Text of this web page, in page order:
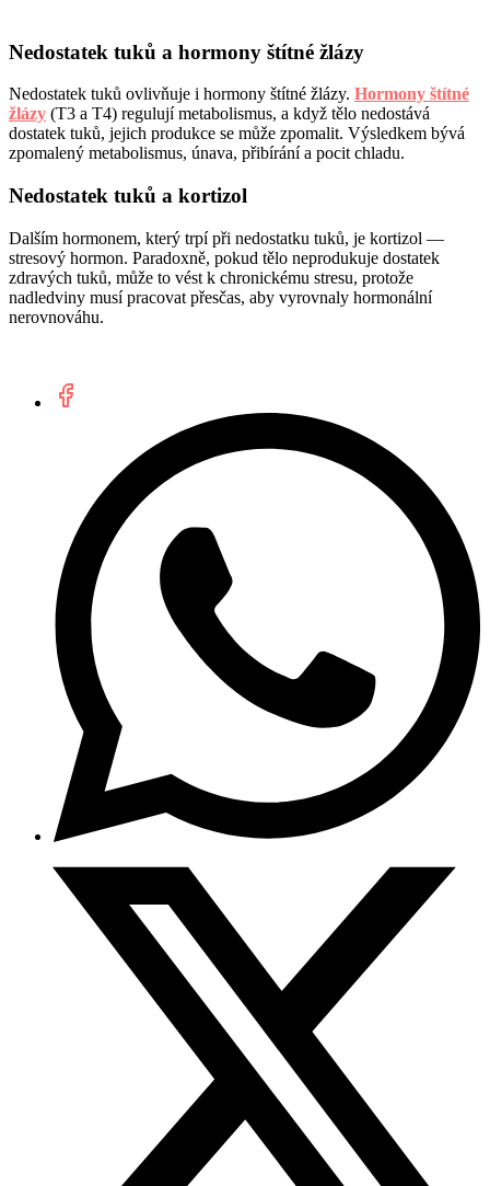
Nedostatek tuků a hormony štítné žlázy
Nedostatek tuků ovlivňuje i hormony štítné žlázy. Hormony štítné
žlázy (T3 a T4) regulují metabolismus, a když tělo nedostává
dostatek tuků, jejich produkce se může zpomalit. Výsledkem bývá
zpomalený metabolismus, únava, přibírání a pocit chladu.
Nedostatek tuků a kortizol
Dalším hormonem, který trpí při nedostatku tuků, je kortizol —
stresový hormon. Paradoxně, pokud tělo neprodukuje dostatek
zdravých tuků, může to vést k chronickému stresu, protože
nadledviny musí pracovat přesčas, aby vyrovnaly hormonální
nerovnováhu.